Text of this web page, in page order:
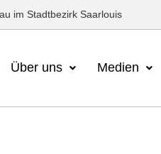
im Stadtbezirk Saarlouis
Über uns Medien